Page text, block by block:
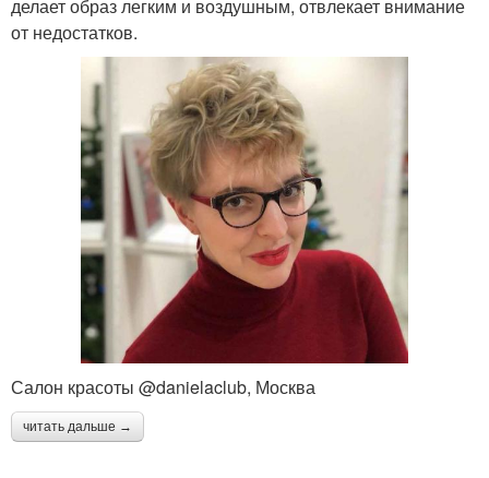
делает образ легким и воздушным, отвлекает внимание
от недостатков.
Салон красоты @danielaclub, Москва
читать дальше →